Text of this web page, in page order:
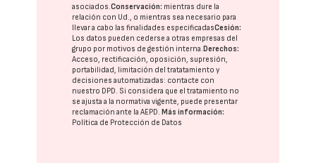
asociados.Conservación: mientras dure la
relación con Ud., o mientras sea necesario para
llevar a cabo las finalidades especificadasCesión:
Los datos pueden cederse a otras empresas del
grupo por motivos de gestión interna. Derechos:
Acceso, rectificación, oposición, supresión,
portabilidad, limitación del tratatamiento y
decisiones automatizadas: contacte con
nuestro DPD. Si considera que el tratamiento no
se ajusta a la normativa vigente, puede presentar
reclamación ante laAEPD. Más información:
Política de Protección de Datos